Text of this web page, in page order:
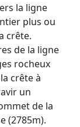
la ligne
plus ou
crête.
de la ligne
rocheux
crête à
un
de la
(2785m).